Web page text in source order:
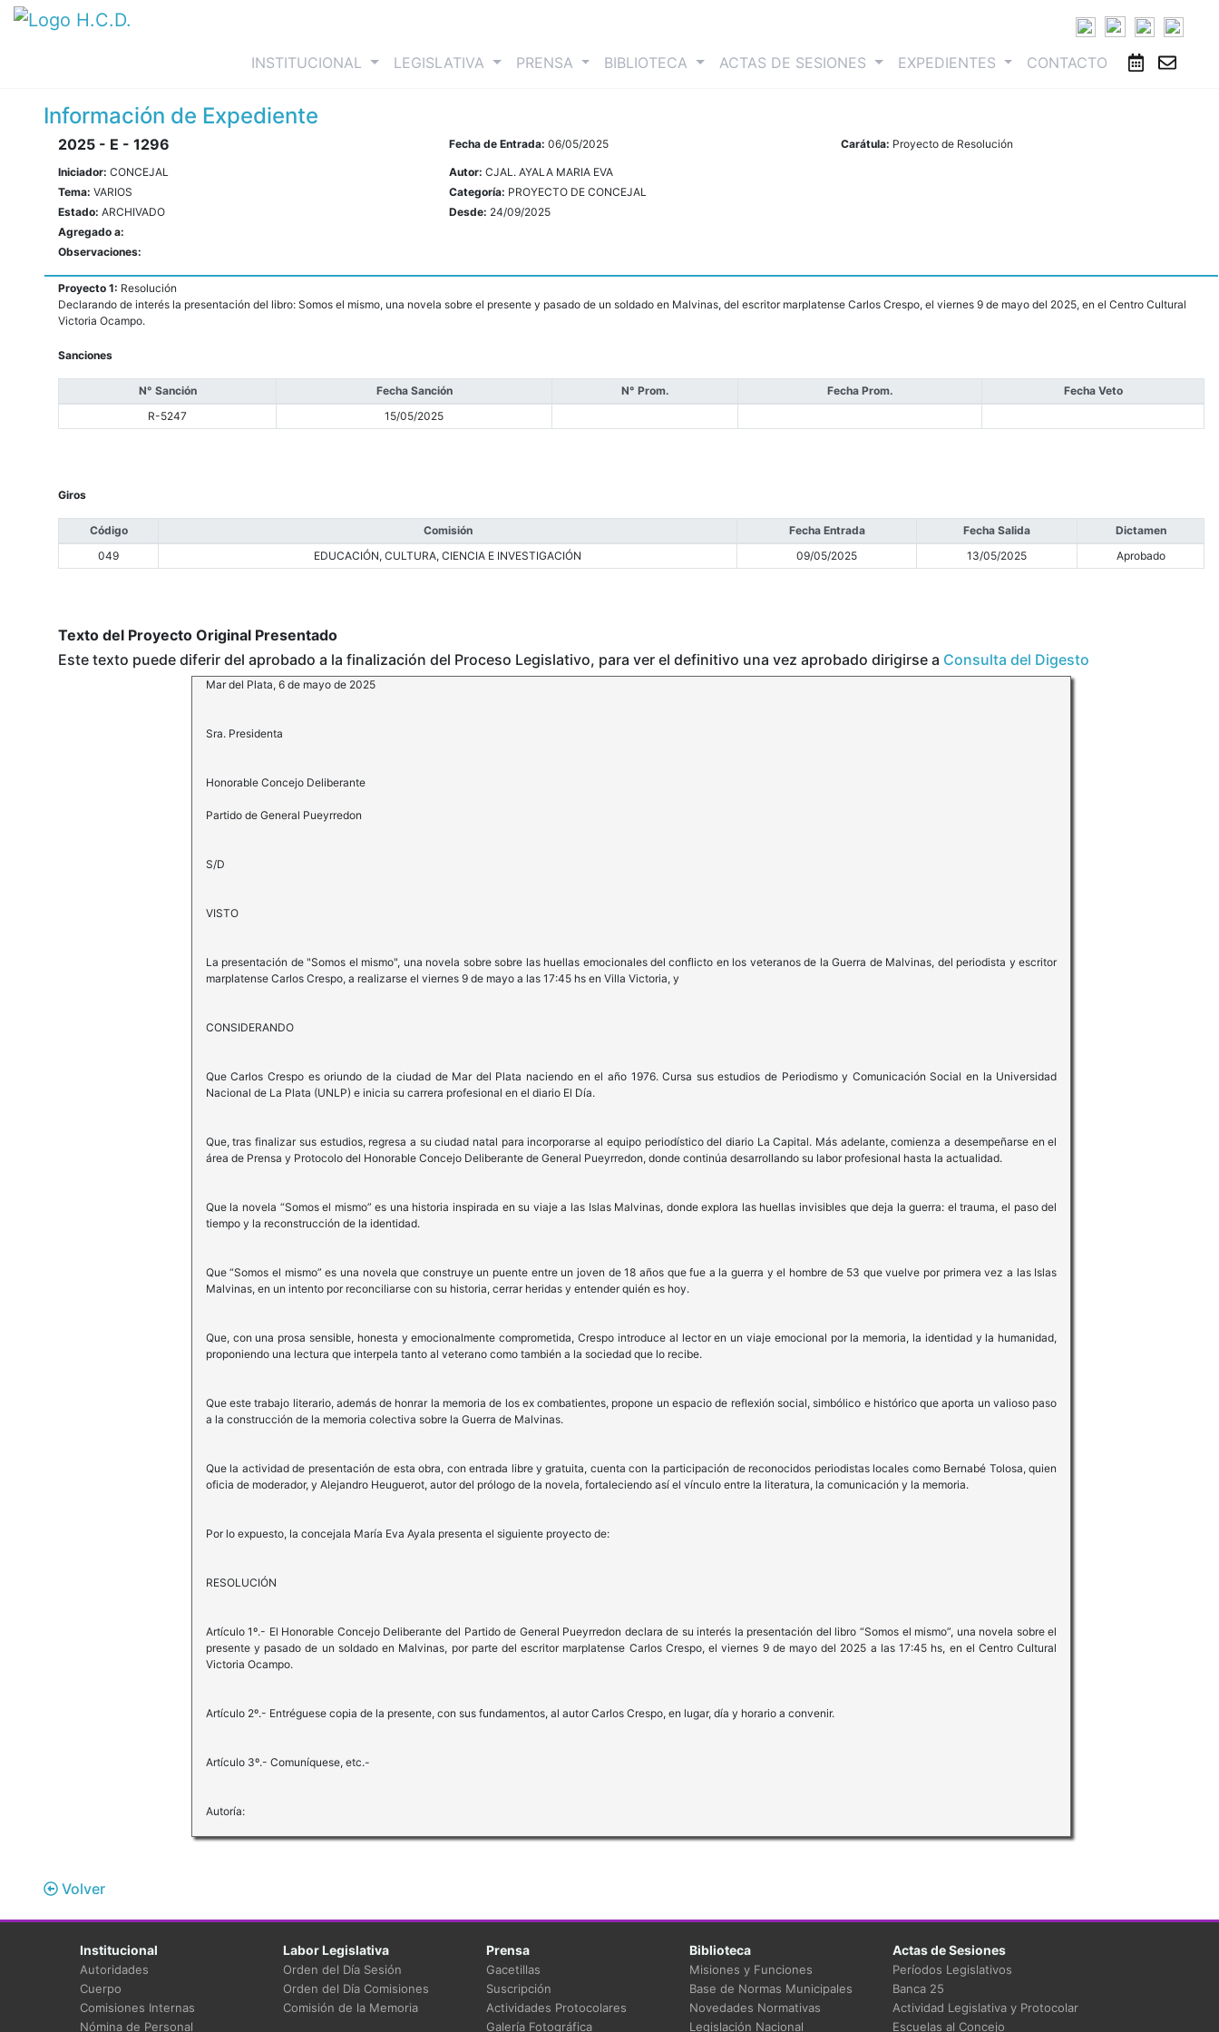
INSTITUCIONAL (current)LEGISLATIVA PRENSA BIBLIOTECA ACTAS DE SESIONES EXPEDIENTES CONTACTO
Información de Expediente
2025 - E - 1296 Fecha de Entrada:06/05/2025 Carátula: Proyecto de Resolución
Iniciador: CONCEJAL Autor:CJAL. AYALA MARIA EVA
Tema: VARIOS Categoría: PROYECTO DE CONCEJAL
Estado: ARCHIVADO Desde: 24/09/2025
Agregado a:
Observaciones:
Proyecto 1: Resolución
Declarando de interés la presentación del libro: Somos el mismo, una novela sobre el presente y pasado de un soldado en Malvinas, del escritor marplatense Carlos Crespo, el viernes 9 de mayo del 2025, en el Centro Cultural
Victoria Ocampo.
Sanciones
N° Sanción Fecha Sanción N° Prom. Fecha Prom.
Fecha Veto
R-5247
15/05/2025
Giros
Código Comisión Fecha Entrada Fecha Salida
Dictamen
049
EDUCACIÓN, CULTURA, CIENCIA E INVESTIGACIÓN 09/05/2025 13/05/2025 Aprobado
Texto del Proyecto Original Presentado
Este texto puede diferir del aprobado a la finalización del Proceso Legislativo, para ver el definitivo una vez aprobado dirigirse a Consulta del Digesto
Mar del Plata, 6 de mayo de 2025
Sra. Presidenta
Honorable Concejo Deliberante
Partido de General Pueyrredon
S/D
VISTO
La presentación de "Somos el mismo", una novela sobre sobre las huellas emocionales del conflicto en los veteranos de la Guerra de Malvinas, del periodista y escritor
marplatense Carlos Crespo, a realizarse el viernes 9 de mayo a las 17:45 hs en Villa Victoria, y
CONSIDERANDO
Que Carlos Crespo es oriundo de la ciudad de Mar del Plata naciendo en el año 1976. Cursa sus estudios de Periodismo y Comunicación Social en la Universidad
Nacional de La Plata (UNLP) e inicia su carrera profesional en el diario El Día.
Que, tras finalizar sus estudios, regresa a su ciudad natal para incorporarse al equipo periodístico del diario La Capital. Más adelante, comienza a desempeñarse en el
área de Prensa y Protocolo del Honorable Concejo Deliberante de General Pueyrredon, donde continúa desarrollando su labor profesional hasta la actualidad.
Que la novela “Somos el mismo” es una historia inspirada en su viaje a las Islas Malvinas, donde explora las huellas invisibles que deja la guerra: el trauma, el paso del
tiempo y la reconstrucción de la identidad.
Que “Somos el mismo” es una novela que construye un puente entre un joven de 18 años que fue a la guerra y el hombre de 53 que vuelve por primera vez a las Islas
Malvinas, en un intento por reconciliarse con su historia, cerrar heridas y entender quién es hoy.
Que, con una prosa sensible, honesta y emocionalmente comprometida, Crespo introduce al lector en un viaje emocional por la memoria, la identidad y la humanidad,
proponiendo una lectura que interpela tanto al veterano como también a la sociedad que lo recibe.
Que este trabajo literario, además de honrar la memoria de los ex combatientes, propone un espacio de reflexión social, simbólico e histórico que aporta un valioso paso
a la construcción de la memoria colectiva sobre la Guerra de Malvinas.
Que la actividad de presentación de esta obra, con entrada libre y gratuita, cuenta con la participación de reconocidos periodistas locales como Bernabé Tolosa, quien
oficia de moderador, y Alejandro Heuguerot, autor del prólogo de la novela, fortaleciendo así el vínculo entre la literatura, la comunicación y la memoria.
Por lo expuesto, la concejala María Eva Ayala presenta el siguiente proyecto de:
RESOLUCIÓN
Artículo 1º.- El Honorable Concejo Deliberante del Partido de General Pueyrredon declara de su interés la presentación del libro “Somos el mismo”, una novela sobre el
presente y pasado de un soldado en Malvinas, por parte del escritor marplatense Carlos Crespo, el viernes 9 de mayo del 2025 a las 17:45 hs, en el Centro Cultural
Victoria Ocampo.
Artículo 2º.- Entréguese copia de la presente, con sus fundamentos, al autor Carlos Crespo, en lugar, día y horario a convenir.
Artículo 3º.- Comuníquese, etc.-
Autoría:
Volver
Institucional
Autoridades
Cuerpo
Comisiones Internas
Nómina de Personal
Labor Legislativa
Orden del Día Sesión
Orden del Día Comisiones
Comisión de la Memoria
Prensa
Gacetillas
Suscripción
Actividades Protocolares
Galería Fotográfica
Biblioteca
Misiones y Funciones
Base de Normas Municipales
Novedades Normativas
Legislación Nacional
Actas de Sesiones
Períodos Legislativos
Banca 25
Actividad Legislativa y Protocolar
Escuelas al Concejo